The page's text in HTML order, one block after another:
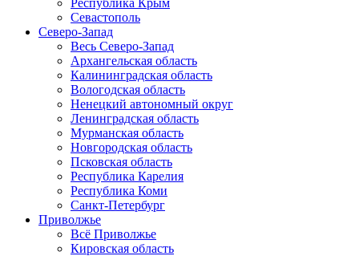
Республика Крым
Севастополь
Северо-Запад
Весь Северо-Запад
Архангельская область
Калининградская область
Вологодская область
Ненецкий автономный округ
Ленинградская область
Мурманская область
Новгородская область
Псковская область
Республика Карелия
Республика Коми
Санкт-Петербург
Приволжье
Всё Приволжье
Кировская область